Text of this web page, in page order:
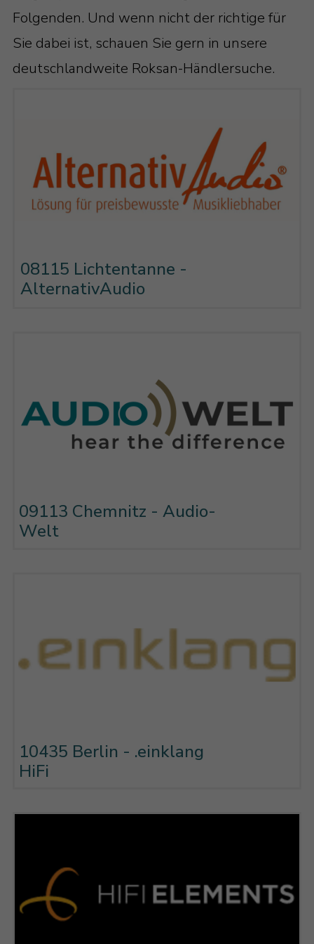
Folgenden. Und wenn nicht der richtige für
Sie dabei ist, schauen Sie gern in unsere
deutschlandweite Roksan-Händlersuche.
08115 Lichtentanne -
AlternativAudio
09113 Chemnitz - Audio-
Welt
10435 Berlin - .einklang
HiFi